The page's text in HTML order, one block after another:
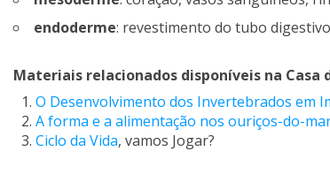
endoderme: revestimento do tubo
Materiais relacionados disponíveis na Casa
O Desenvolvimento dos Invertebrados em
A forma e a alimentação nos ouriços-do-
Ciclo da Vida, vamos Jogar?